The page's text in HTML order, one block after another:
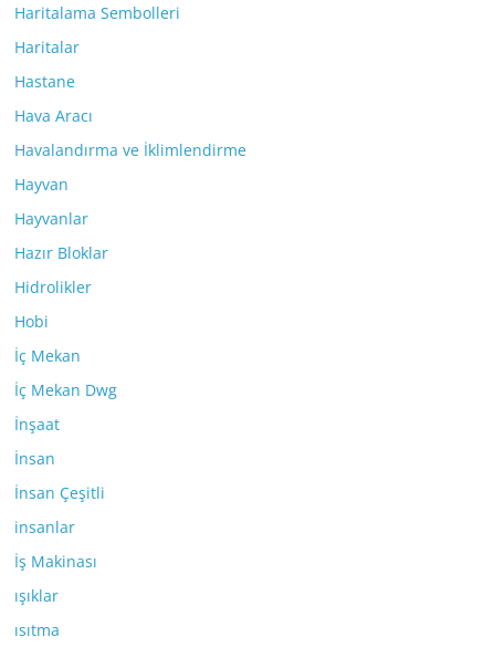
Haritalama Sembolleri
Haritalar
Hastane
Hava Aracı
Havalandırma ve İklimlendirme
Hayvan
Hayvanlar
Hazır Bloklar
Hidrolikler
Hobi
İç Mekan
İç Mekan Dwg
İnşaat
İnsan
İnsan Çeşitli
insanlar
İş Makinası
ışıklar
ısıtma